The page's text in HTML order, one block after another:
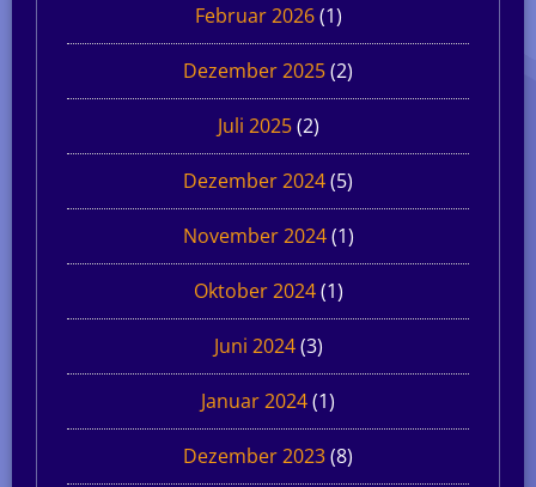
Februar 2026(1)
Dezember 2025(2)
Juli 2025(2)
Dezember 2024(5)
November 2024(1)
Oktober 2024(1)
Juni 2024(3)
Januar 2024(1)
Dezember 2023(8)